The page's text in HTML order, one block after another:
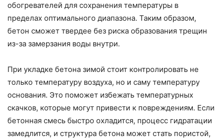
обогревателей для сохранения температуры в
пределах оптимального диапазона. Таким образом,
бетон сможет твердее без риска образования трещин
из-за замерзания воды внутри.
При укладке бетона зимой стоит контролировать не
только температуру воздуха, но и саму температуру
основания. Это поможет избежать температурных
скачков, которые могут привести к повреждениям. Если
бетонная смесь быстро охладится, процесс гидратации
замедлится, и структура бетона может стать пористой,